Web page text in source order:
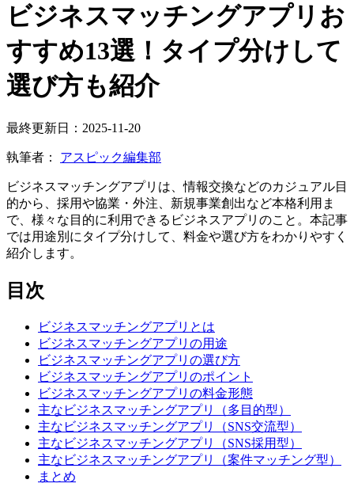
ビジネスマッチングアプリお
すすめ13選！タイプ分けして
選び方も紹介
最終更新日：2025-11-20
執筆者： アスピック編集部
ビジネスマッチングアプリは、情報交換などのカジュアル目
的から、採用や協業・外注、新規事業創出など本格利用ま
で、様々な目的に利用できるビジネスアプリのこと。本記事
では用途別にタイプ分けして、料金や選び方をわかりやすく
紹介します。
目次
ビジネスマッチングアプリとは
ビジネスマッチングアプリの用途
ビジネスマッチングアプリの選び方
ビジネスマッチングアプリのポイント
ビジネスマッチングアプリの料金形態
主なビジネスマッチングアプリ（多目的型）
主なビジネスマッチングアプリ（SNS交流型）
主なビジネスマッチングアプリ（SNS採用型）
主なビジネスマッチングアプリ（案件マッチング型）
まとめ